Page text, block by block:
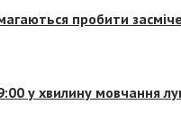
пробити
у хвилину мовчання